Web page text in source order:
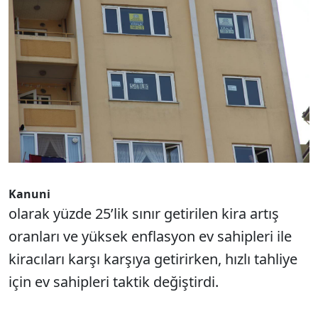
Kanuni
olarak yüzde 25’lik sınır getirilen kira artış
oranları ve yüksek enflasyon ev sahipleri ile
kiracıları karşı karşıya getirirken, hızlı tahliye
için ev sahipleri taktik değiştirdi.